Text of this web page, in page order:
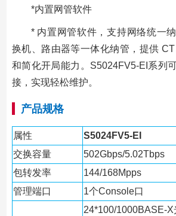
*内置网管软件
* 内置网管软件，支持网络统一
换机、路由器等一体化纳管，提供
和简化开局能力。S5024FV5-EI系列
接，实现轻松维护。
产品规格
属性
S5024FV5-EI
交换容量
502Gbps/5.02Tbps
包转发率
144/168Mpps
管理端口
1个Console口
24*100/1000BASE-X